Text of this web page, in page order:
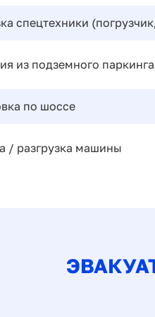
спецтехники
из подземного
по шоссе
/ разгрузка машины